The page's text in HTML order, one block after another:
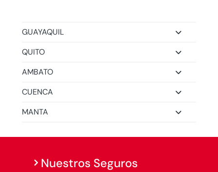
GUAYAQUIL
QUITO
AMBATO
CUENCA
MANTA
Nuestros Seguros